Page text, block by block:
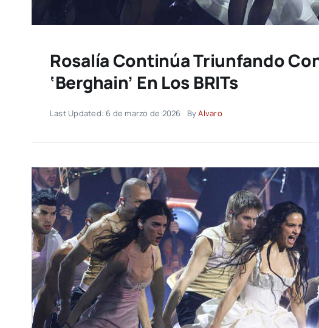
Rosalía Continúa Triunfando
‘Berghain’ En Los BRITs
Last Updated: 6 de marzo de 2026 ByAlvaro